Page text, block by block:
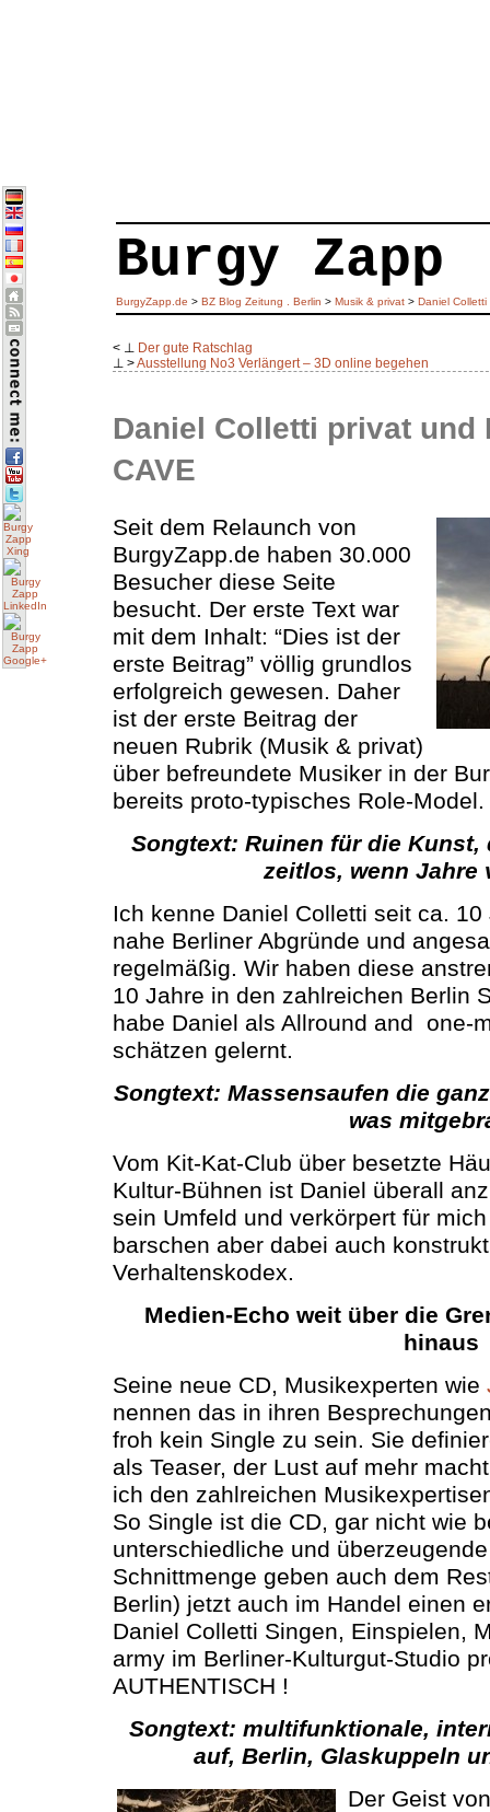
Burgy Zapp
BurgyZapp.de > BZ Blog Zeitung . Berlin > Musik & privat > Daniel Colletti
< ⊥ Der gute Ratschlag
⊥ >Ausstellung No3 Verlängert – 3D online begehen
Daniel Colletti privat und
CAVE
Seit dem Relaunch von
BurgyZapp.de haben 30.000
Besucher diese Seite
besucht. Der erste Text war
mit dem Inhalt: “Dies ist der
erste Beitrag” völlig grundlos
erfolgreich gewesen. Daher
ist der erste Beitrag der
neuen Rubrik (Musik & privat)
über befreundete Musiker in der
bereits proto-typisches Role-Model.
Songtext: Ruinen für die Kunst,
zeitlos, wenn Jahre
Ich kenne Daniel Colletti seit ca.
nahe Berliner Abgründe und
regelmäßig. Wir haben diese
10 Jahre in den zahlreichen Berlin
habe Daniel als Allround and one-
schätzen gelernt.
Songtext: Massensaufen die
was
Vom Kit-Kat-Club über besetzte
Kultur-Bühnen ist Daniel überall
sein Umfeld und verkörpert für
barschen aber dabei auch
Verhaltenskodex.
Medien-Echo weit über die
hinaus
Seine neue CD, Musikexperten wie
nennen das in ihren
froh kein Single zu sein. Sie
als Teaser, der Lust auf mehr
ich den zahlreichen
So Single ist die CD, gar nicht wie
unterschiedliche und
Schnittmenge geben auch dem
Berlin) jetzt auch im Handel einen
Daniel Colletti Singen, Einspielen,
army im Berliner-Kulturgut-Studio
AUTHENTISCH !
Songtext: multifunktionale,
auf, Berlin, Glaskuppeln
Der Geist